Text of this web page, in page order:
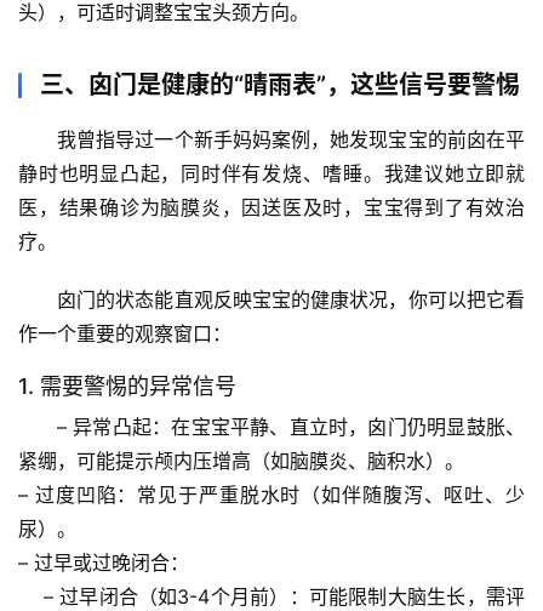
然
人
体
史
案
宇
宙
天
头），可适时调整宝宝头颈方向。
三、囟门是健康的“晴雨表”，这些信号要警惕
我曾指导过一个新手妈妈案例，她发现宝宝的前囟在平
静时也明显凸起，同时伴有发烧、嗜睡。我建议她立即就
医，结果确诊为脑膜炎 ，因送医及时，宝宝得到了有效治
疗。
囟门的状态能直观反映宝宝的健康状况，你可以把它看
作一个重要的观察窗口：
1. 需要警惕的异常信号
– 异常凸起：在宝宝平静、直立时，囟门仍明显鼓胀、
紧绷，可能提示颅内压增高 （如脑膜炎、脑积水）。
– 过度凹陷 ：常见于严重脱水时（如伴随腹泻、呕吐、少
尿）。
– 过早或过晚闭合：
    –
过早闭合 （如3-4个月前）：可能限制大脑生长，需评